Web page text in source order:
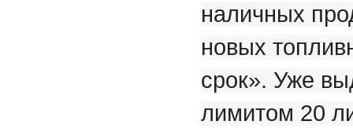
наличных
новых
срок». Уже
лимитом 20